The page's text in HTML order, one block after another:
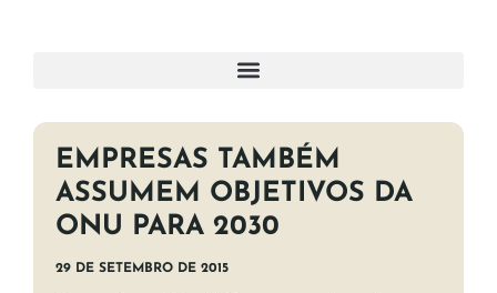
EMPRESAS TAMBÉM
ASSUMEM OBJETIVOS DA
ONU PARA 2030
29 DE SETEMBRO DE 2015